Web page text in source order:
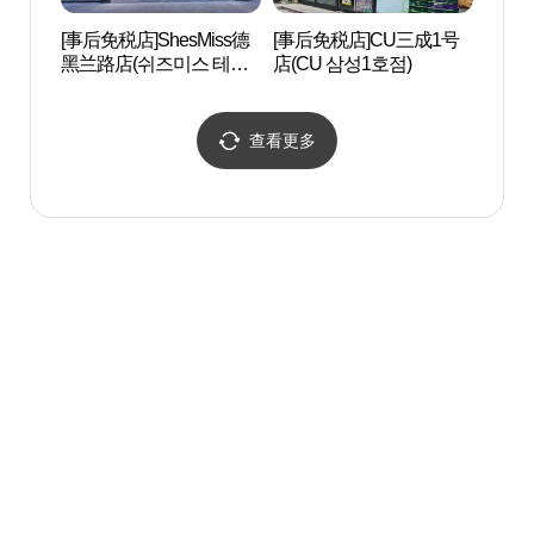
[事后免税店]ShesMiss德
黑兰路店(쉬즈미스 테헤
[事后免税店]CU三成1号
店(CU 삼성1호점)
查看更多